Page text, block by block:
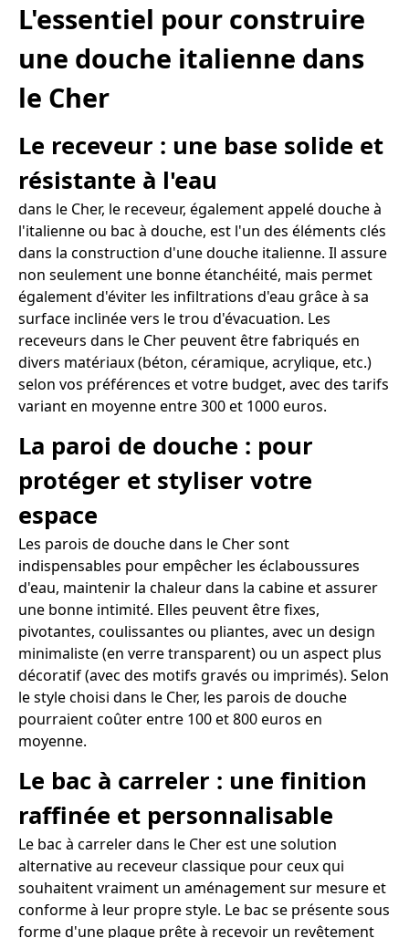
L'essentiel pour construire
une douche italienne dans
le Cher
Le receveur : une base solide et
résistante à l'eau
dans le Cher, le receveur, également appelé douche à
l'italienne ou bac à douche, est l'un des éléments clés
dans la construction d'une douche italienne. Il assure
non seulement une bonne étanchéité, mais permet
également d'éviter les infiltrations d'eau grâce à sa
surface inclinée vers le trou d'évacuation. Les
receveurs dans le Cher peuvent être fabriqués en
divers matériaux (béton, céramique, acrylique, etc.)
selon vos préférences et votre budget, avec des tarifs
variant en moyenne entre 300 et 1000 euros.
La paroi de douche : pour
protéger et styliser votre
espace
Les parois de douche dans le Cher sont
indispensables pour empêcher les éclaboussures
d'eau, maintenir la chaleur dans la cabine et assurer
une bonne intimité. Elles peuvent être fixes,
pivotantes, coulissantes ou pliantes, avec un design
minimaliste (en verre transparent) ou un aspect plus
décoratif (avec des motifs gravés ou imprimés). Selon
le style choisi dans le Cher, les parois de douche
pourraient coûter entre 100 et 800 euros en
moyenne.
Le bac à carreler : une finition
raffinée et personnalisable
Le bac à carreler dans le Cher est une solution
alternative au receveur classique pour ceux qui
souhaitent vraiment un aménagement sur mesure et
conforme à leur propre style. Le bac se présente sous
forme d'une plaque prête à recevoir un revêtement